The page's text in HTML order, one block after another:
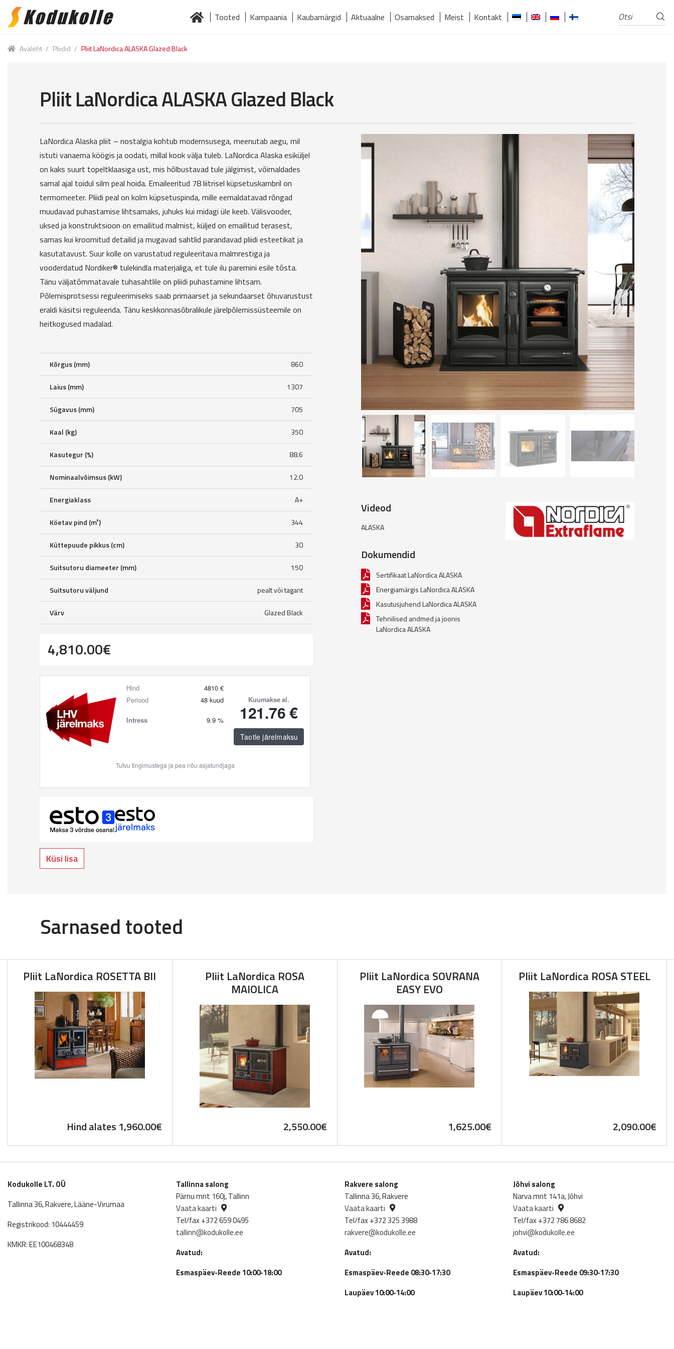
Skip
navigation
Skip
content
Tooted Kampaania Kaubamärgid Aktuaalne Osamaksed Meist Kontakt Otsi:
Avaleht / Pliidid / Pliit LaNordica ALASKA Glazed Black
Pliit LaNordica ALASKA Glazed Black
LaNordica Alaska pliit – nostalgia kohtub modernsusega, meenutab aegu, mil
istuti vanaema köögis ja oodati, millal kook välja tuleb. LaNordica Alaska esiküljel
on kaks suurt topeltklaasiga ust, mis hõlbustavad tule jälgimist, võimaldades
samal ajal toidul silm peal hoida. Emaileeritud 78 liitrisel küpsetuskambril on
termomeeter. Pliidi peal on kolm küpsetuspinda, mille eemaldatavad rõngad
muudavad puhastamise lihtsamaks, juhuks kui midagi üle keeb. Välisvooder,
uksed ja konstruktsioon on emailitud malmist, küljed on emailitud terasest,
samas kui kroomitud detailid ja mugavad sahtlid parandavad pliidi esteetikat ja
kasutatavust. Suur kolle on varustatud reguleeritava malmrestiga ja
vooderdatud Nordiker® tulekindla materjaliga, et tule ilu paremini esile tõsta.
Tänu väljatõmmatavale tuhasahtlile on pliidi puhastamine lihtsam.
Põlemisprotsessi reguleerimiseks saab primaarset ja sekundaarset õhuvarustust
eraldi käsitsi reguleerida. Tänu keskkonnasõbralikule järelpõlemissüsteemile on
heitkogused madalad.
Kõrgus (mm) 860
Laius (mm) 1307
Sügavus (mm) 705
Kaal (kg) 350
Kasutegur (%) 88.6
Nominaalvõimsus (kW) 12.0
Energiaklass A+
Köetav pind (m³) 344
Küttepuude pikkus (cm) 30
Suitsutoru diameeter (mm) 150
Suitsutoru väljund pealt või tagant
Värv Glazed Black
4,810.00€
Küsi lisa
Videod
ALASKA
Dokumendid
Sertifikaat LaNordica ALASKA
Energiamärgis LaNordica ALASKA
Kasutusjuhend LaNordica ALASKA
Tehnilised andmed ja joonis
LaNordica ALASKA
Sarnased tooted
Pliit LaNordica ROSETTA BII
Hind alates 1,960.00€
Pliit LaNordica ROSA
MAIOLICA
2,550.00€
Pliit LaNordica SOVRANA
EASY EVO
1,625.00€
Pliit LaNordica ROSA STEEL
2,090.00€
Kodukolle LT. OÜ
Tallinna 36, Rakvere, Lääne-Virumaa
Registrikood: 10444459
KMKR: EE100468348
Tallinna salong
Pärnu mnt 160j, Tallinn
Vaata kaarti
Tel/fax +372 659 0495
tallinn@kodukolle.ee
Avatud:
Esmaspäev-Reede 10:00-18:00
Rakvere salong
Tallinna 36, Rakvere
Vaata kaarti
Tel/fax +372 325 3988
rakvere@kodukolle.ee
Avatud:
Esmaspäev-Reede 08:30-17:30
Laupäev 10:00-14:00
Jõhvi salong
Narva mnt 141a, Jõhvi
Vaata kaarti
Tel/fax +372 786 8682
johvi@kodukolle.ee
Avatud:
Esmaspäev-Reede 09:30-17:30
Laupäev 10:00-14:00